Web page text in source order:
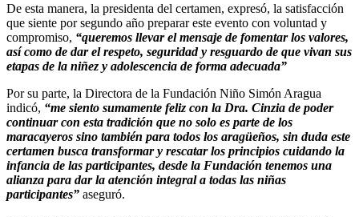
De esta manera, la presidenta del certamen, expresó, la satisfacción
que siente por segundo año preparar este evento con voluntad y
compromiso, “queremos llevar el mensaje de fomentar los valores,
así como de dar el respeto, seguridad y resguardo de que vivan sus
etapas de la niñez y adolescencia de forma adecuada”
Por su parte, la Directora de la Fundación Niño Simón Aragua
indicó, “me siento sumamente feliz con la Dra. Cinzia de poder
continuar con esta tradición que no solo es parte de los
maracayeros sino también para todos los aragüeños, sin duda este
certamen busca transformar y rescatar los principios cuidando la
infancia de las participantes, desde la Fundación tenemos una
alianza para dar la atención integral a todas las niñas
participantes” aseguró.